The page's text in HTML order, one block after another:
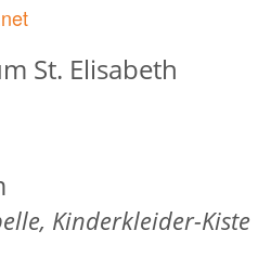
St. Elisabeth
Kinderkleider-Kiste